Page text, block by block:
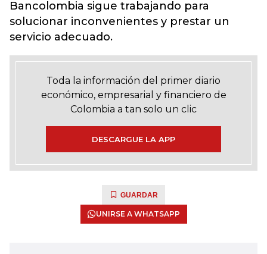
Bancolombia sigue trabajando para
solucionar inconvenientes y prestar un
servicio adecuado.
Toda la información del primer diario
económico, empresarial y financiero de
Colombia a tan solo un clic
DESCARGUE LA APP
GUARDAR
UNIRSE A WHATSAPP